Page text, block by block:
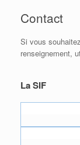
Contact
Si vous
renseignement,
La SIF